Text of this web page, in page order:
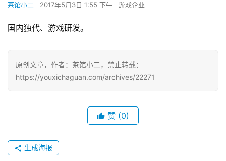
业
界
手
机
游
游
戏
茶馆小二 2017年5月3日 1:55 下午 游戏企业
国内独代、游戏研发。
原创文章，作者：茶馆小二，禁止转载：
https://youxichaguan.com/archives/22271
赞 (0)
生成海报